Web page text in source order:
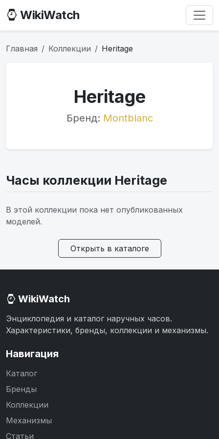
WikiWatch
Главная Коллекции Heritage
Heritage
Бренд: Montblanc
Часы коллекции Heritage
В этой коллекции пока нет опубликованных
моделей.
Открыть в каталоге
WikiWatch
Энциклопедия и каталог наручных часов.
Характеристики, бренды, коллекции и механизмы.
Навигация
Каталог
Бренды
Коллекции
Механизмы
Статьи